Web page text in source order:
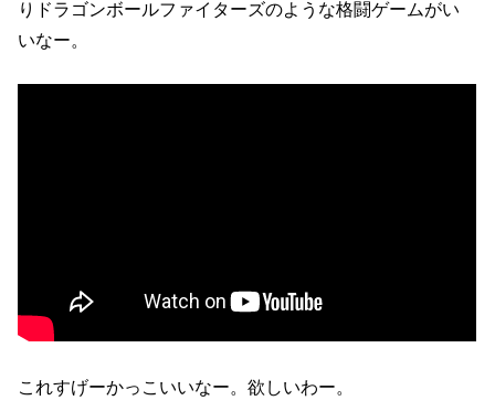
りドラゴンボールファイターズのような格闘ゲームがい
いなー。
これすげーかっこいいなー。欲しいわー。